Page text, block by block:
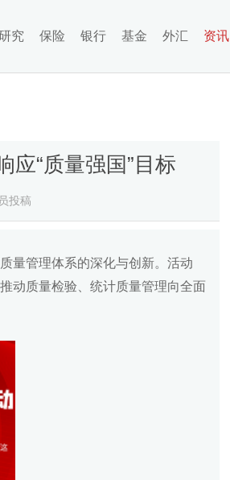
究 保险 银行 基金 外汇 资讯
应“质量强国”目标
投稿
量管理体系的深化与创新。活动
动质量检验、统计质量管理向全面